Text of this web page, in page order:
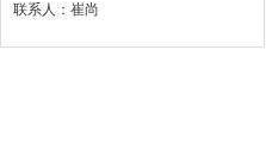
联系人：崔尚